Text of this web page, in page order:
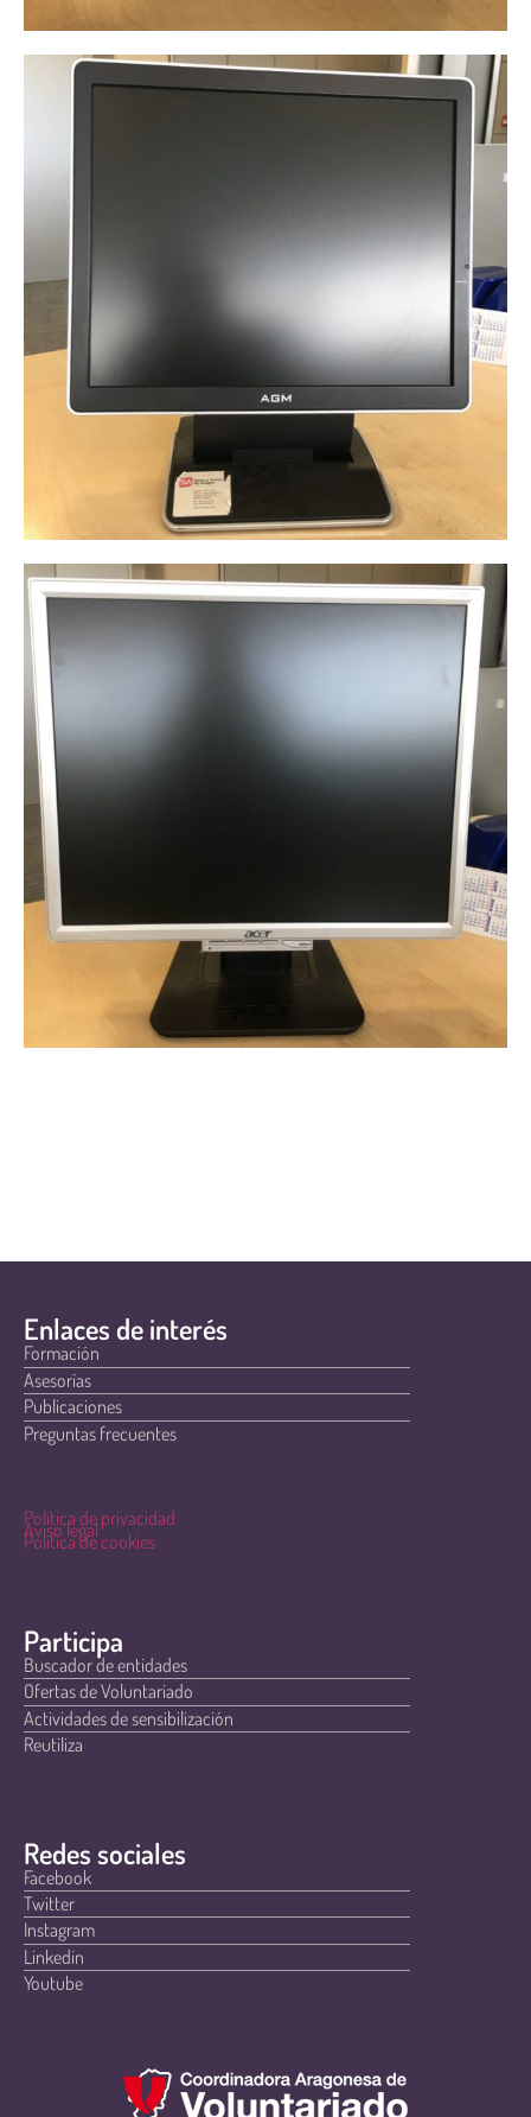
Enlaces de interés
Formación
Asesorías
Publicaciones
Preguntas frecuentes
Política de privacidad
Aviso legal
Política de cookies
Participa
Buscador de entidades
Ofertas de Voluntariado
Actividades de sensibilización
Reutiliza
Redes sociales
Facebook
Twitter
Instagram
Linkedin
Youtube